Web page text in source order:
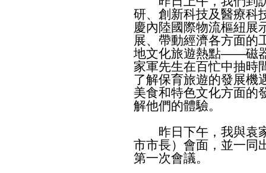
研、創新科技及醫療科
慶內陸國際物流樞紐展
展、帶動經濟各方面的
地文化旅遊熱點——磁
家軍先生在百忙中抽時
了解保育旅遊的發展機
美食和特色文化方面的
解他們的體驗。
昨日下午，我與袁家
市市長）會面，並一同
第一次會議。